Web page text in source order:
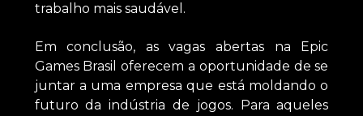
trabalho mais saudável.
Em conclusão, as vagas abertas na Epic
Games Brasil oferecem a oportunidade de se
juntar a uma empresa que está moldando o
futuro da indústria de jogos. Para aqueles